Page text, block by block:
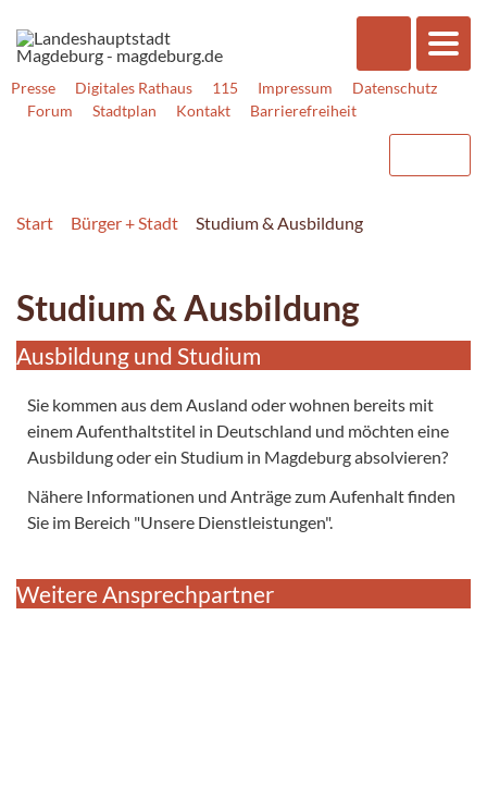
Presse Digitales Rathaus 115 Impressum
Datenschutz
Forum
Stadtplan Kontakt Barrierefreiheit
Start Bürger + Stadt Studium & Ausbildung
Studium & Ausbildung
Ausbildung und Studium
Sie kommen aus dem Ausland oder wohnen bereits mit
einem Aufenthaltstitel in Deutschland und möchten eine
Ausbildung oder ein Studium in Magdeburg absolvieren?
Nähere Informationen und Anträge zum Aufenhalt finden
Sie im Bereich "Unsere Dienstleistungen".
Weitere Ansprechpartner